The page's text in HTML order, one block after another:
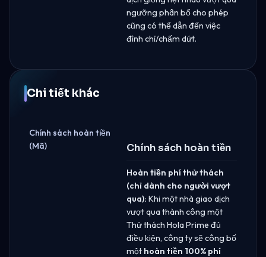
ngưỡng phân bổ cho phép
cũng có thể dẫn đến việc
đình chỉ/chấm dứt.
Chi tiết khác
Chính sách hoàn tiền
(Mã)
Chính sách hoàn tiền
Hoàn tiền phí thử thách
(chỉ dành cho người vượt
qua): Khi một nhà giao dịch
vượt qua thành công một
Thử thách Hola Prime đủ
điều kiện, công ty sẽ công bố
một hoàn tiền 100% phí